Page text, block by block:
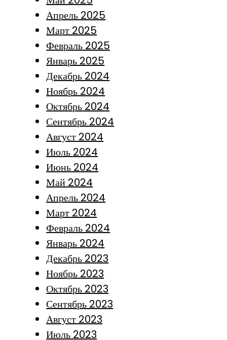
Апрель 2025
Март 2025
Февраль 2025
Январь 2025
Декабрь 2024
Ноябрь 2024
Октябрь 2024
Сентябрь 2024
Август 2024
Июль 2024
Июнь 2024
Май 2024
Апрель 2024
Март 2024
Февраль 2024
Январь 2024
Декабрь 2023
Ноябрь 2023
Октябрь 2023
Сентябрь 2023
Август 2023
Июль 2023